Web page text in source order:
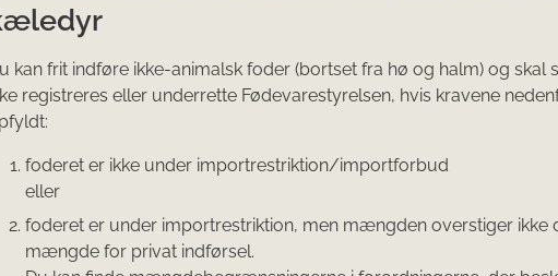
kan frit indføre ikke-animalsk foder (bortset fra hø og halm) og skal
registreres eller underrette Fødevarestyrelsen, hvis kravene
foderet er ikke under importrestriktion/importforbud
eller
foderet er under importrestriktion, men mængden overstiger ikke
mængde for privat indførsel.